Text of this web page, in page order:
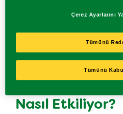
gösteriyor. Devrim niteliğinde
daha güçlü!
Nasıl Etkiliyor?
Çerez Ayarlarını
Tümünü
Tümünü